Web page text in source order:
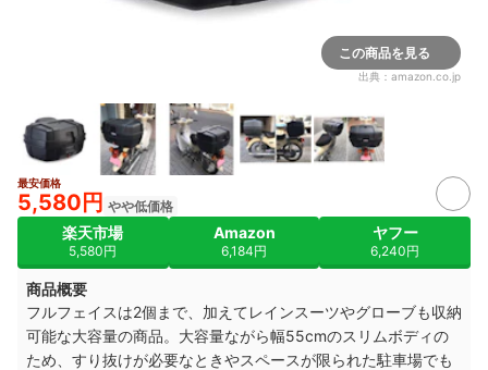
この商品を見る
出典： amazon.co.jp
最安価格
5,580円 やや低価格
楽天市場
5,580円
Amazon
6,184円
ヤフー
6,240円
商品概要
フルフェイスは2個まで、加えてレインスーツやグローブも収納
可能な大容量の商品。大容量ながら幅55cmのスリムボディの
ため、すり抜けが必要なときやスペースが限られた駐車場でも